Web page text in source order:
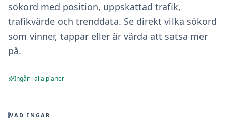
sökord med position, uppskattad trafik,
trafikvärde och trenddata. Se direkt vilka sökord
som vinner, tappar eller är värda att satsa mer
på.
Ingår i alla planer
VAD INGÅR